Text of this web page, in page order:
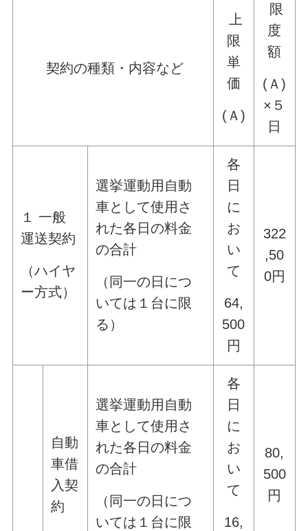
契約の種類・内容など
上
限
単
価
(Ａ)
限
度
額
(Ａ)
×５
日
１ 一般
運送契約
（ハイヤ
ー方式）
選挙運動用自動
車として使用さ
れた各日の料金
の合計
（同一の日につ
いては１台に限
る）
各
日
に
お
い
て
64,
500
円
322
,50
0円
自動
車借
入契
約
選挙運動用自動
車として使用さ
れた各日の料金
の合計
（同一の日につ
いては１台に限
各
日
に
お
い
て
16,
80,
500
円